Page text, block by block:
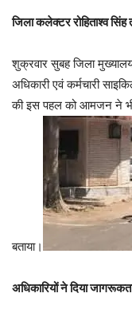
जिला कलेक्टर रोहिताश्व सिंह
शुक्रवार सुबह जिला
अधिकारी एवं कर्मचारी
की इस पहल को आमजन ने
बताया।
अधिकारियों ने दिया